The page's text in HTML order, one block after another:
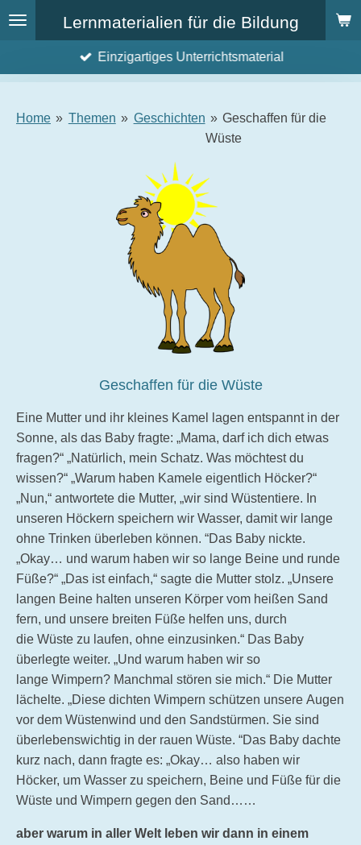
Zum
Hauptinhalt
Lernmaterialien für die Bildung
Einzigartiges Unterrichtsmaterial
Home » Themen » Geschichten » Geschaffen für die
Wüste
Geschaffen für die Wüste
Eine Mutter und ihr kleines Kamel lagen entspannt in der
Sonne, als das Baby fragte: „Mama, darf ich dich etwas
fragen?“ „Natürlich, mein Schatz. Was möchtest du
wissen?“ „Warum haben Kamele eigentlich Höcker?“
„Nun,“ antwortete die Mutter, „wir sind Wüstentiere. In
unseren Höckern speichern wir Wasser, damit wir lange
ohne Trinken überleben können. “Das Baby nickte.
„Okay… und warum haben wir so lange Beine und runde
Füße?“ „Das ist einfach,“ sagte die Mutter stolz. „Unsere
langen Beine halten unseren Körper vom heißen Sand
fern, und unsere breiten Füße helfen uns, durch
die Wüste zu laufen, ohne einzusinken.“ Das Baby
überlegte weiter. „Und warum haben wir so
lange Wimpern? Manchmal stören sie mich.“ Die Mutter
lächelte. „Diese dichten Wimpern schützen unsere Augen
vor dem Wüstenwind und den Sandstürmen. Sie sind
überlebenswichtig in der rauen Wüste. “Das Baby dachte
kurz nach, dann fragte es: „Okay… also haben wir
Höcker, um Wasser zu speichern, Beine und Füße für die
Wüste und Wimpern gegen den Sand……
aber warum in aller Welt leben wir dann in einem